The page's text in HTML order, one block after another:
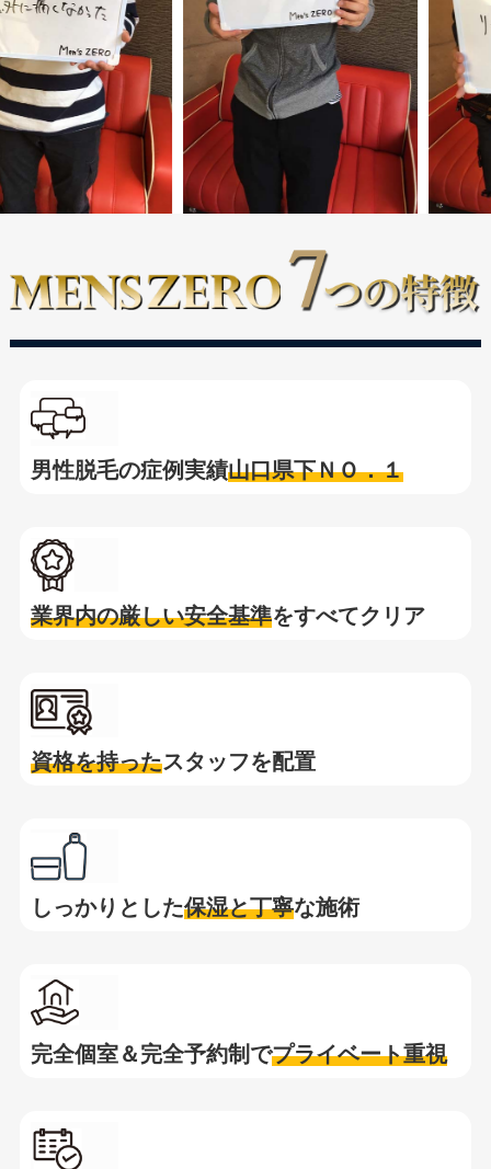
男性脱毛の症例実績山口県下ＮＯ．１
業界内の厳しい安全基準をすべてクリア
資格を持ったスタッフを配置
しっかりとした保湿と丁寧な施術
完全個室＆完全予約制でプライベート重視